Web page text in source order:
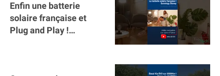
Enfin une batterie
solaire française et
Plug and Play !